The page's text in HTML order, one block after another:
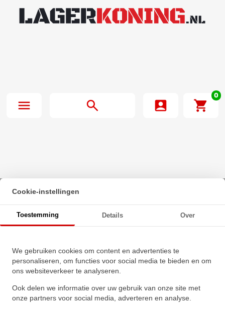
0
Beginpagina·
Zeskanttapbout Deeldraad DIN 931 M30x290mm 10.9
Onbehandeld
Cookie-instellingen
Toestemming Details Over
We gebruiken cookies om content en advertenties te
personaliseren, om functies voor social media te bieden en om
ons websiteverkeer te analyseren.
Ook delen we informatie over uw gebruik van onze site met
onze partners voor social media, adverteren en analyse.
Zeskanttapbout Deeldraad DIN
931 M30x290mm 10.9
Onbehandeld